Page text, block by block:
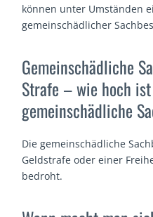
können unter Umständen
gemeinschädlicher
Gemeinschädliche
Strafe – wie hoch
gemeinschädliche
Die gemeinschädliche
Geldstrafe oder einer
bedroht.